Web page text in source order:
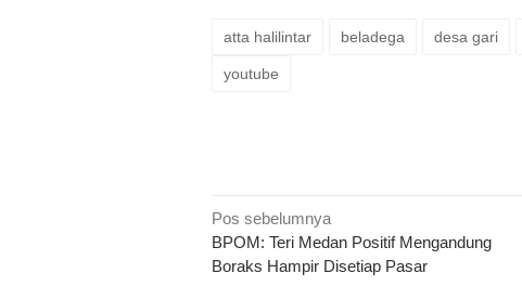
atta halilintar beladega desa gari
youtube
Navigasi
pos
Pos sebelumnya
BPOM: Teri Medan Positif Mengandung
Boraks Hampir Disetiap Pasar